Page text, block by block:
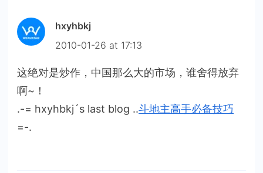
hxyhbkj
2010-01-26 at 17:13
这绝对是炒作，中国那么大的市场，谁舍得放弃
啊~！
.-= hxyhbkj´s last blog ..斗地主高手必备技巧
=-.